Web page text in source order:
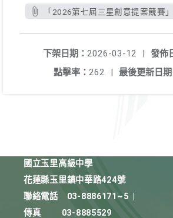
「2026第七屆三星創意提案競賽
發佈
下架日期： 2026-03-12
|
最後更新日期
點擊率： 262 |
國立玉里高級中學
花蓮縣玉里鎮中華路424號
聯絡電話
03-8886171~5
傳真
03-8885529